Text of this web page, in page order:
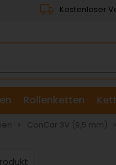
Kostenloser
Rollenketten
&
ConCar 3V (9,5 mm)